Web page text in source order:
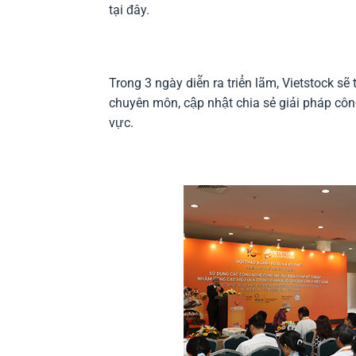
tại đây.
Trong 3 ngày diễn ra triển lãm, Vietstock
chuyên môn, cập nhật chia sẻ giải pháp
vực.